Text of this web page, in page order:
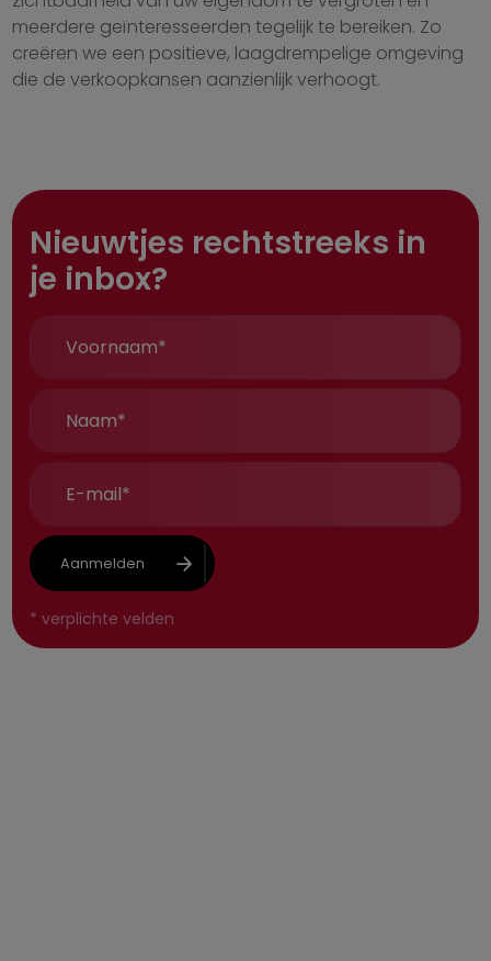
meerdere geïnteresseerden tegelijk te bereiken. Zo
creëren we een positieve, laagdrempelige omgeving
die de verkoopkansen aanzienlijk verhoogt.
Nieuwtjes rechtstreeks in
je inbox?
Aanmelden
*verplichte velden